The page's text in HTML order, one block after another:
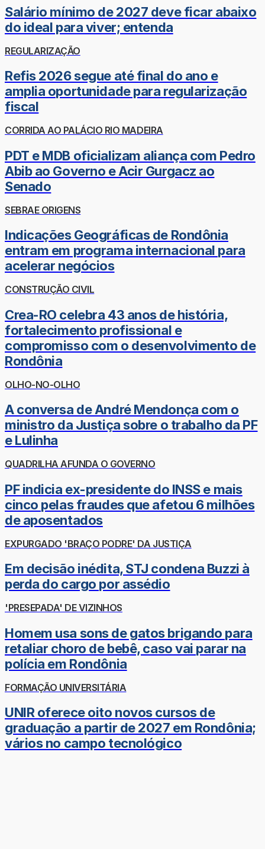
Salário mínimo de 2027 deve ficar abaixo
do ideal para viver; entenda
REGULARIZAÇÃO
Refis 2026 segue até final do ano e
amplia oportunidade para regularização
fiscal
CORRIDA AO PALÁCIO RIO MADEIRA
PDT e MDB oficializam aliança com Pedro
Abib ao Governo e Acir Gurgacz ao
Senado
SEBRAE ORIGENS
Indicações Geográficas de Rondônia
entram em programa internacional para
acelerar negócios
CONSTRUÇÃO CIVIL
Crea-RO celebra 43 anos de história,
fortalecimento profissional e
compromisso com o desenvolvimento de
Rondônia
OLHO-NO-OLHO
A conversa de André Mendonça com o
ministro da Justiça sobre o trabalho da PF
e Lulinha
QUADRILHA AFUNDA O GOVERNO
PF indicia ex-presidente do INSS e mais
cinco pelas fraudes que afetou 6 milhões
de aposentados
EXPURGADO 'BRAÇO PODRE' DA JUSTIÇA
Em decisão inédita, STJ condena Buzzi à
perda do cargo por assédio
'PRESEPADA' DE VIZINHOS
Homem usa sons de gatos brigando para
retaliar choro de bebê, caso vai parar na
polícia em Rondônia
FORMAÇÃO UNIVERSITÁRIA
UNIR oferece oito novos cursos de
graduação a partir de 2027 em Rondônia;
vários no campo tecnológico